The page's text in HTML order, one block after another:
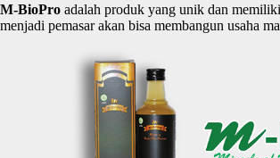
M-BioPro adalah produk yang unik dan
menjadi pemasar akan bisa membangun usaha